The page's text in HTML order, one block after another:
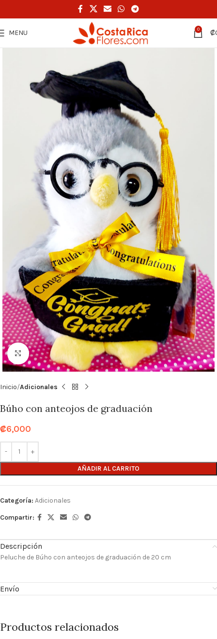
MENU 0 ₡
Click to enlarge
Inicio Adicionales
Búho con anteojos de graduación
₡6,000
AÑADIR AL CARRITO
Categoría: Adicionales
Compartir:
Descripción
Peluche de Búho con anteojos de graduación de 20 cm
Envío
Productos relacionados